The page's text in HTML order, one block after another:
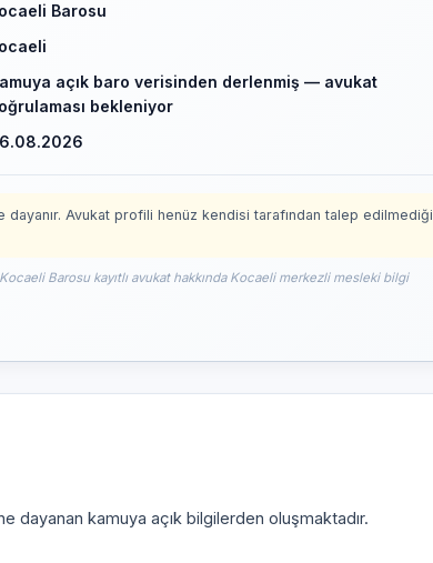
Barosu
açık baro verisinden derlenmiş — avukat
bekleniyor
Avukat profili henüz kendisi tarafından talep edilmediği
Barosu kayıtlı avukat hakkında Kocaeli merkezli mesleki bilgi
dayanan kamuya açık bilgilerden oluşmaktadır.